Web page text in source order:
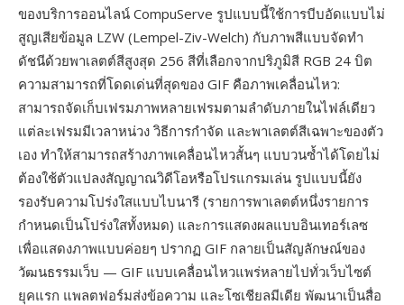
ของบริการออนไลน์ CompuServe รูปแบบนี้ใช้การบีบอัดแบบไม่
สูญเสียข้อมูล LZW (Lempel-Ziv-Welch) กับภาพสีแบบจัดทำ
ดัชนีด้วยพาเลตต์สีสูงสุด 256 สีที่เลือกจากปริภูมิสี RGB 24 บิต
ความสามารถที่โดดเด่นที่สุดของ GIF คือภาพเคลื่อนไหว:
สามารถจัดเก็บเฟรมภาพหลายเฟรมตามลำดับภายในไฟล์เดียว
แต่ละเฟรมมีเวลาหน่วง วิธีการกำจัด และพาเลตต์สีเฉพาะของตัว
เอง ทำให้สามารถสร้างภาพเคลื่อนไหวสั้นๆ แบบวนซ้ำได้โดยไม่
ต้องใช้ตัวแปลงสัญญาณวิดีโอหรือโปรแกรมเล่น รูปแบบนี้ยัง
รองรับความโปร่งใสแบบไบนารี (รายการพาเลตต์หนึ่งรายการ
กำหนดเป็นโปร่งใสทั้งหมด) และการแสดงผลแบบอินเทอร์เลซ
เพื่อแสดงภาพแบบค่อยๆ ปรากฏ GIF กลายเป็นสัญลักษณ์ของ
วัฒนธรรมเว็บ — GIF แบบเคลื่อนไหวแพร่หลายไปทั่วเว็บไซต์
ยุคแรก แพลตฟอร์มส่งข้อความ และโซเชียลมีเดีย พัฒนาเป็นสื่อ